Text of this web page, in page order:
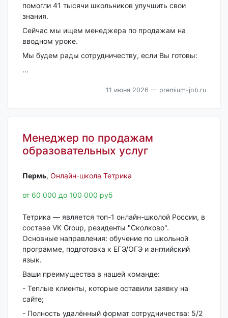
помогли 41 тысячи школьников улучшить свои
знания.
Сейчас мы ищем менеджера по продажам на
вводном уроке.
Мы будем рады сотрудничеству, если Вы готовы:
...
11 июня 2026 — premium-job.ru
Менеджер по продажам
образовательных услуг
Пермь‎, Онлайн-школа Тетрика
от 60 000 до 100 000 руб
Тетрика — является топ-1 онлайн-школой России, в
составе VK Group, резиденты "Сколково".
Основные направления: обучение по школьной
программе, подготовка к ЕГЭ/ОГЭ и английский
язык.
Ваши преимущества в нашей команде:
- Теплые клиенты, которые оставили заявку на
сайте;
- Полность удалённый формат сотрудничества: 5/2